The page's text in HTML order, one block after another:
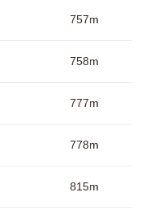
757m
758m
777m
778m
815m